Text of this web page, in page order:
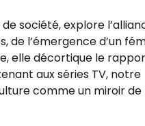
société, explore
l’émergence d’un
elle décortique le
aux séries TV, notre
comme un miroir